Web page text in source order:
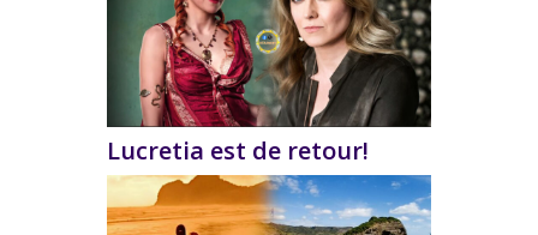
Lucretia est de retour!